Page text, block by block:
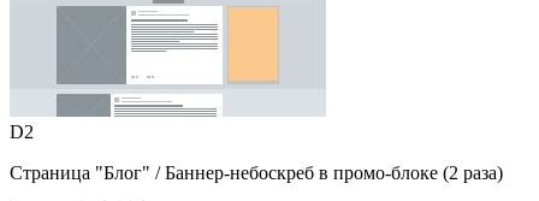
D2
Страница "Блог" / Баннер-небоскреб в промо-блоке (2 раза)